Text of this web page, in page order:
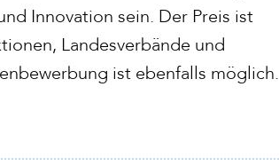
Innovation sein. Der Preis ist
Landesverbände und
ist ebenfalls möglich.